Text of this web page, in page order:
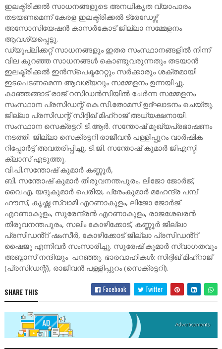
ഇലക്ട്രിക്കൽ സാധനങ്ങളുടെ അനധികൃത വ്യാപാരം
തടയണമെന്ന് കേരള ഇലക്ട്രിക്കൽ ട്രേഡേഴ്സ്
അസോസിയേഷൻ കാസർകോട് ജില്ലാ സമ്മേളനം
ആവശ്യപ്പെട്ടു.
ഡ്യൂപ്ലിക്കറ്റ് സാധനങ്ങളും ഇതര സംസ്ഥാനങ്ങളിൽ നിന്ന്
വില കുറഞ്ഞ സാധനങ്ങൾ കൊണ്ടുവരുന്നതും തടയാൻ
ഇലക്ട്രിക്കൽ ഇൻസ്പെക്ടറേറ്റും സർക്കാരും ശക്തമായി
ഇടപെടണമെന്ന ആവശ്യവും സമ്മേളനം ഉന്നയിച്ചു.
കാഞ്ഞങ്ങാട് രാജ് റസിഡൻസിയിൽ ചേർന്ന സമ്മേളനം
സംസ്ഥാന പ്രസിഡന്റ് കെ.സി.തോമസ് ഉദ്ഘാടനം ചെയ്തു.
ജില്ലാ പ്രസിഡന്റ് സിദ്ദിഖ് മിഹ്റാജ് അധ്യക്ഷനായി.
സംസ്ഥാന സെക്രട്ടറി ടി.ആർ. സന്തോഷ് മുഖ്യപ്രഭാഷണം
നടത്തി. ജില്ലാ സെക്രട്ടറി രാജീവൻ പള്ളിപ്പുറം വാർഷിക
റിപ്പോർട്ട് അവതരിപ്പിച്ചു. ടി.ജി. സന്തോഷ് കുമാർ ജിഎസ്ടി
ക്ലാസ് എടുത്തു.
വി.പി.സന്തോഷ് കുമാർ കണ്ണൂർ,
ബി. സന്തോഷ് കുമാർ തിരുവനന്തപുരം, ലിജോ ജോർജ്,
വൈ.എ. യദുകുമാർ പെരിയ, പ്രേംകുമാർ മഹേന്ദ്ര പമ്പ്
ഹൗസ്, കൃഷ്ണ സ്വാമി എറണാകുളം, ലിജോ ജോർജ്
എറണാകുളം, സുരേന്ദ്രൻ എറണാകുളം, രാജശേഖരൻ
തിരുവനന്തപുരം, സലിം കോഴിക്കോട്, കണ്ണൂർ ജില്ലാ
പ്രസിഡൻ്റ് ഷംസീർ, കോഴിക്കോട് ജില്ലാ പ്രസിഡൻ്റ്
ഷൈജു എന്നിവർ സംസാരിച്ചു. സുരേഷ് കുമാർ സ്വാഗതവും
അബ്ബാസ് നന്ദിയും പറഞ്ഞു. ഭാരവാഹികൾ: സിദ്ദിഖ് മിഹ്റാജ്
(പ്രസിഡന്റ്), രാജീവൻ പള്ളിപ്പുറം (സെക്രട്ടറി).
SHARE THIS Facebook Twitter